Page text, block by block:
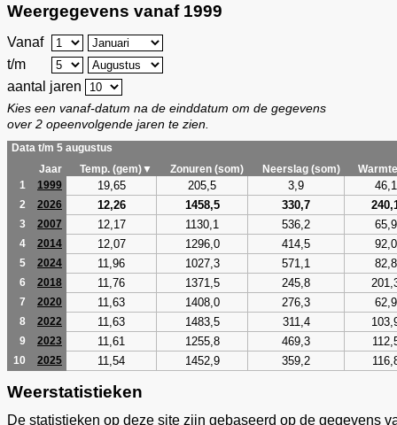
Weergegevens vanaf 1999
Vanaf
t/m
aantal jaren
Kies een vanaf-datum na de einddatum om de gegevens
over 2 opeenvolgende jaren te zien.
Data t/m 5 augustus
Jaar
Temp. (gem)▼ Zonuren (som) Neerslag (som)
1
1999 19,65 205,5 3,9 46,1
2 2026 12,26 1458,5 330,7
3 2007 12,17 1130,1 536,2 65,9
4 2014 12,07 1296,0 414,5 92,0
5 2024 11,96 1027,3 571,1 82,8
6 2018 11,76 1371,5 245,8
7 2020 11,63 1408,0 276,3 62,9
8 2022 11,63 1483,5 311,4
9 2023 11,61 1255,8 469,3
10 2025 11,54 1452,9 359,2
Weerstatistieken
De statistieken op deze site zijn gebaseerd op de gegevens